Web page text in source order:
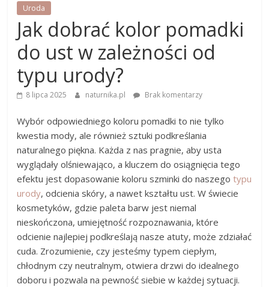
Uroda
Jak dobrać kolor pomadki
do ust w zależności od
typu urody?
8 lipca 2025 naturnika.pl Brak komentarzy
Wybór odpowiedniego koloru pomadki to nie tylko
kwestia mody, ale również sztuki podkreślania
naturalnego piękna. Każda z nas pragnie, aby usta
wyglądały olśniewająco, a kluczem do osiągnięcia tego
efektu jest dopasowanie koloru szminki do naszegotypu
urody, odcienia skóry, a nawet kształtu ust. W świecie
kosmetyków, gdzie paleta barw jest niemal
nieskończona, umiejętność rozpoznawania, które
odcienie najlepiej podkreślają nasze atuty, może zdziałać
cuda. Zrozumienie, czy jesteśmy typem ciepłym,
chłodnym czy neutralnym, otwiera drzwi do idealnego
doboru i pozwala na pewność siebie w każdej sytuacji.